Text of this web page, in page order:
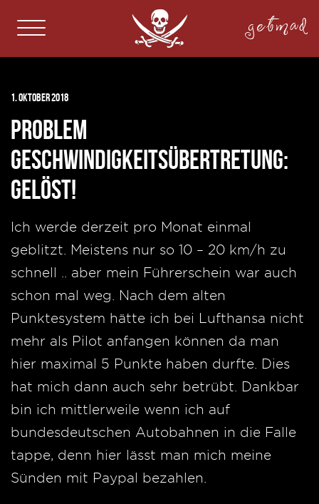
getmad
1. Oktober 2018
Problem
Geschwindigkeitsübertretung:
gelöst!
Ich werde derzeit pro Monat einmal
geblitzt. Meistens nur so 10 – 20 km/h zu
schnell .. aber mein Führerschein war auch
schon mal weg. Nach dem alten
Punktesystem hätte ich bei Lufthansa nicht
mehr als Pilot anfangen können da man
hier maximal 5 Punkte haben durfte. Dies
hat mich dann auch sehr betrübt. Dankbar
bin ich mittlerweile wenn ich auf
bundesdeutschen Autobahnen in die Falle
tappe, denn hier lässt man mich meine
Sünden mit Paypal bezahlen.